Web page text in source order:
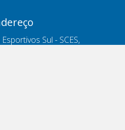
Sul - SCES,